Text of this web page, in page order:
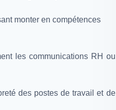
monter en compétences
les communications RH ou
des postes de travail et de